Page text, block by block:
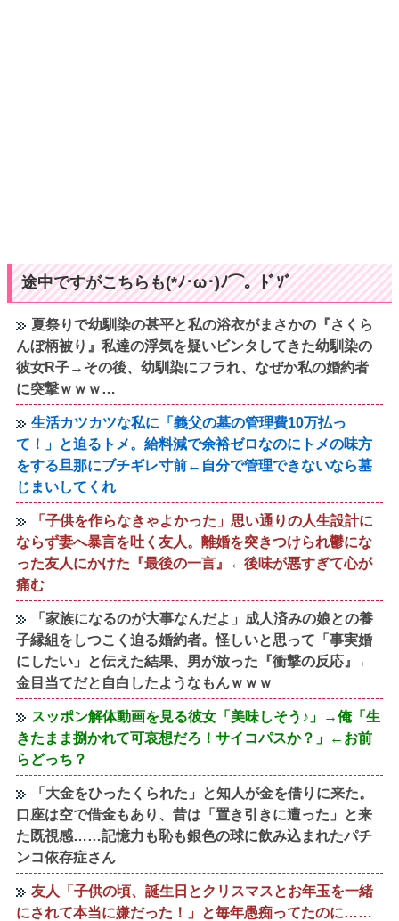
途中ですがこちらも(*ﾉ･ω･)ﾉ⌒。ﾄﾞｿﾞ
夏祭りで幼馴染の甚平と私の浴衣がまさかの『さくら
んぼ柄被り』私達の浮気を疑いビンタしてきた幼馴染の
彼女R子→その後、幼馴染にフラれ、なぜか私の婚約者
に突撃ｗｗｗ…
生活カツカツな私に「義父の墓の管理費10万払っ
て！」と迫るトメ。給料減で余裕ゼロなのにトメの味方
をする旦那にブチギレ寸前←自分で管理できないなら墓
じまいしてくれ
「子供を作らなきゃよかった」思い通りの人生設計に
ならず妻へ暴言を吐く友人。離婚を突きつけられ鬱にな
った友人にかけた『最後の一言』←後味が悪すぎて心が
痛む
「家族になるのが大事なんだよ」成人済みの娘との養
子縁組をしつこく迫る婚約者。怪しいと思って「事実婚
にしたい」と伝えた結果、男が放った『衝撃の反応』←
金目当てだと自白したようなもんｗｗｗ
スッポン解体動画を見る彼女「美味しそう♪」→俺「生
きたまま捌かれて可哀想だろ！サイコパスか？」←お前
らどっち？
「大金をひったくられた」と知人が金を借りに来た。
口座は空で借金もあり、昔は「置き引きに遭った」と来
た既視感……記憶力も恥も銀色の球に飲み込まれたパチ
ンコ依存症さん
友人「子供の頃、誕生日とクリスマスとお年玉を一緒
にされて本当に嫌だった！」と毎年愚痴ってたのに……